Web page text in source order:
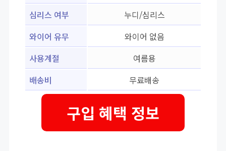
심리스 여부
누디/심리스
와이어 유무
와이어 없음
사용계절
여름용
배송비
무료배송
구입 혜택 정보